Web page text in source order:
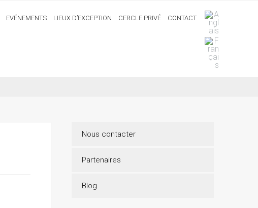
EVÉNEMENTS LIEUX D’EXCEPTION CERCLE PRIVÉ CONTACT
Nous contacter
Partenaires
Blog